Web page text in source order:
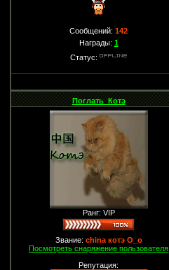
Сообщений:142
Награды: 1
Статус:
Поглать_Котэ
Ранг: VIP
Звание: china котэ О_о
Посмотреть снаряжение пользователя
Репутация: